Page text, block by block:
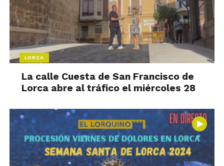
LORCA
La calle Cuesta de San Francisco de
Lorca abre al tráfico el miércoles 28